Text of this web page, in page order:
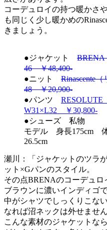
コーデュロイの持つ暖かさ
も同じく少し暖かめの
きましょう。
●ジャケット
46 ￥48,400-
●ニット Rinascente
48 ￥20,900-
●パンツ RESOLUTE
W31×L32 ￥30,800-
●シューズ 私物
モデル 身長175cm
26.5cm
瀬川：「ジャケットのツラ
ット×Gパンのスタイル。
その点BRENAのコーデュロ
ブラウンに濃いインディゴ
中がシャツでしっくりこな
なれば沼ネックは外せません
こんな素材のジャケットな